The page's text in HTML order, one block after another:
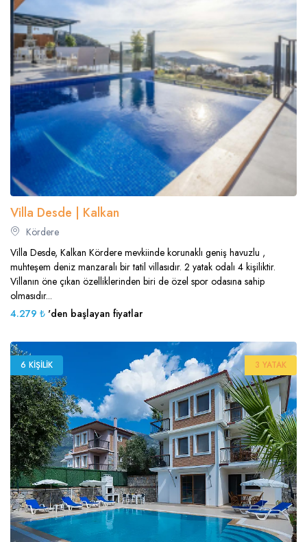
Villa Desde | Kalkan
Kördere
Villa Desde, Kalkan Kördere mevkiinde korunaklı geniş havuzlu ,
muhteşem deniz manzaralı bir tatil villasıdır. 2 yatak odalı 4 kişiliktir.
Villanın öne çıkan özelliklerinden biri de özel spor odasına sahip
olmasıdır...
4.279 ₺ 'den başlayan fiyatlar
6 KIŞILIK 3 YATAK